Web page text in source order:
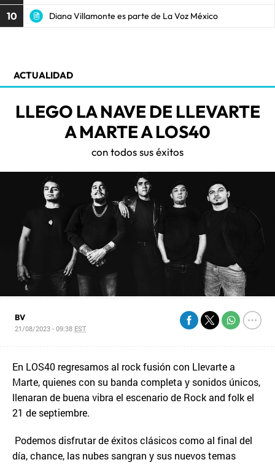
10 Diana Villamonte es parte de La Voz México
ACTUALIDAD
LLEGO LA NAVE DE LLEVARTE
A MARTE A LOS40
con todos sus éxitos
BV
21/08/2023 - 09:38 EST
En LOS40 regresamos al rock fusión con Llevarte a
Marte, quienes con su banda completa y sonidos únicos,
llenaran de buena vibra el escenario de Rock and folk el
21 de septiembre.
Podemos disfrutar de éxitos clásicos como al final del
día, chance, las nubes sangran y sus nuevos temas